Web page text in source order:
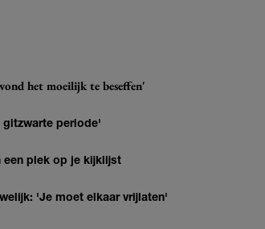
het moeilijk te beseffen'
gitzwarte periode'
een plek op je kijklijst
'Je moet elkaar vrijlaten'